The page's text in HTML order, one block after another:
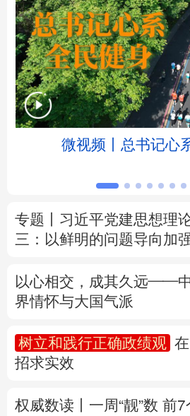
地方频道
北京 天津
辽宁 吉林
安徽
河南
广东 广西
陕西 甘肃
新疆 内蒙古
微视频丨总书记心
专题丨 习近平党建思想理
三：以鲜明的问题导向加
以心相交，成其久远——
界情怀与大国气派
树立和践行正确政绩观
招求实效
权威数读丨一周“靓”数 前7